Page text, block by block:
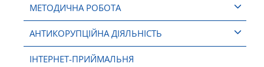
МЕТОДИЧНА РОБОТА
АНТИКОРУПЦІЙНА ДІЯЛЬНІСТЬ
ІНТЕРНЕТ-ПРИЙМАЛЬНЯ